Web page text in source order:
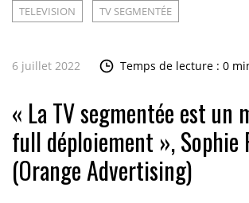
TELEVISION
TV SEGMENTÉE
6 juillet 2022 Temps de lecture : 0
« La TV segmentée est un
full déploiement », Sophie
(Orange Advertising)